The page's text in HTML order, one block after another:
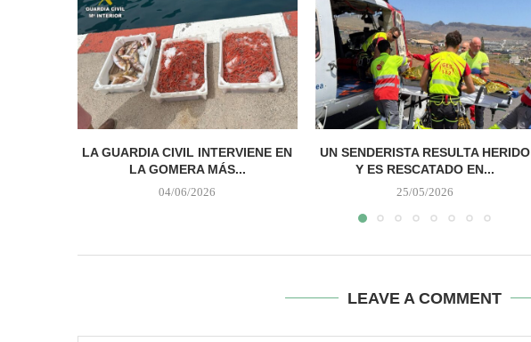
LA GUARDIA CIVIL INTERVIENE EN
LA GOMERA MÁS...
04/06/2026
UN SENDERISTA RESULTA HERIDO
Y ES RESCATADO EN...
25/05/2026
LEAVE A COMMENT